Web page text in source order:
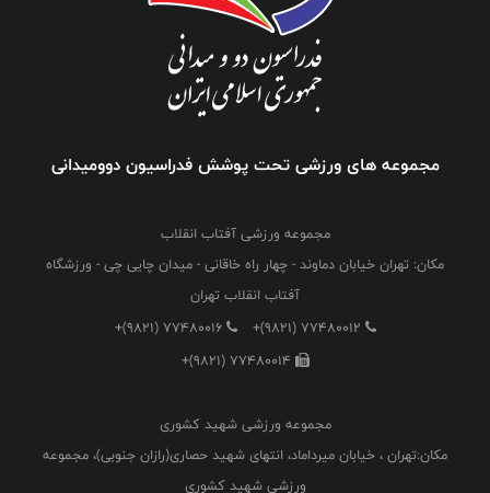
مجموعه های ورزشی تحت پوشش فدراسیون دوومیدانی
مجموعه ورزشی آفتاب انقلاب
مکان: تهران خیابان دماوند - چهار راه خاقانی - میدان چایی چی - ورزشگاه
آفتاب انقلاب تهران
+(9821) 77480012
+(9821) 77480016
+(9821) 77480014
مجموعه ورزشی شهید کشوری
مکان:تهران ، خیابان میرداماد، انتهای شهید حصاری(رازان جنوبی)، مجموعه
ورزشی شهید کشوری